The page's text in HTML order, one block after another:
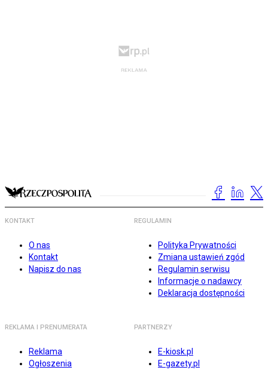
KONTAKT
O nas
Kontakt
Napisz do nas
REGULAMIN
Polityka Prywatności
Zmiana ustawień zgód
Regulamin serwisu
Informacje o nadawcy
Deklaracja dostępności
REKLAMA I PRENUMERATA
Reklama
Ogłoszenia
PARTNERZY
E-kiosk.pl
E-gazety.pl